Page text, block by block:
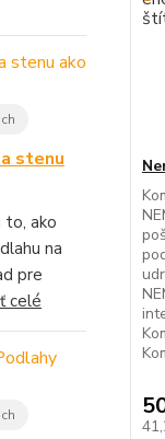
stenu
to, ako
na
pre
celé